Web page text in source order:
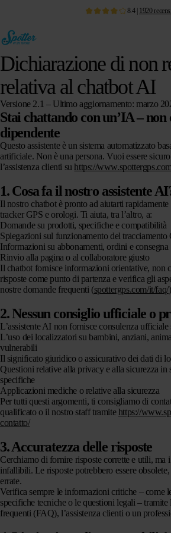
8.4| 1920
Dichiarazione di non
relativa al chatbot AI
Versione 2.1 – Ultimo aggiornamento: marzo
Stai chattando con un’IA – non
dipendente
Questo assistente è un sistema automatizzato
artificiale. Non è una persona. Vuoi essere
l’assistenza clienti su https://
1. Cosa fa il nostro assistente
Il nostro chatbot è pronto ad aiutarti
tracker GPS e orologi. Ti aiuta, tra l’altro, a:
Domande su prodotti, specifiche e compatibilità
Spiegazioni sul funzionamento del tracciamento
Informazioni su abbonamenti, ordini e consegna
Rinvio alla pagina o al collaboratore giusto
Il chatbot fornisce informazioni orientative, non
risposte come punto di partenza e verifica gli
nostre domande frequenti (spottergps.com/it/faq/
2. Nessun consiglio ufficiale o
L’assistente AI non fornisce consulenza
L’uso dei localizzatori su bambini, anziani,
vulnerabili
Il significato giuridico o assicurativo dei dati di
Questioni relative alla privacy e alla sicurezza in
specifiche
Applicazioni mediche o relative alla sicurezza
Per tutti questi argomenti, ti consigliamo di
qualificato o il nostro staff tramite https://
contatto/
3. Accuratezza delle risposte
Cerchiamo di fornire risposte corrette e utili, ma
infallibili. Le risposte potrebbero essere
errate.
Verifica sempre le informazioni critiche – come
specifiche tecniche o le questioni legali – tramite
frequenti (FAQ), l’assistenza clienti o un